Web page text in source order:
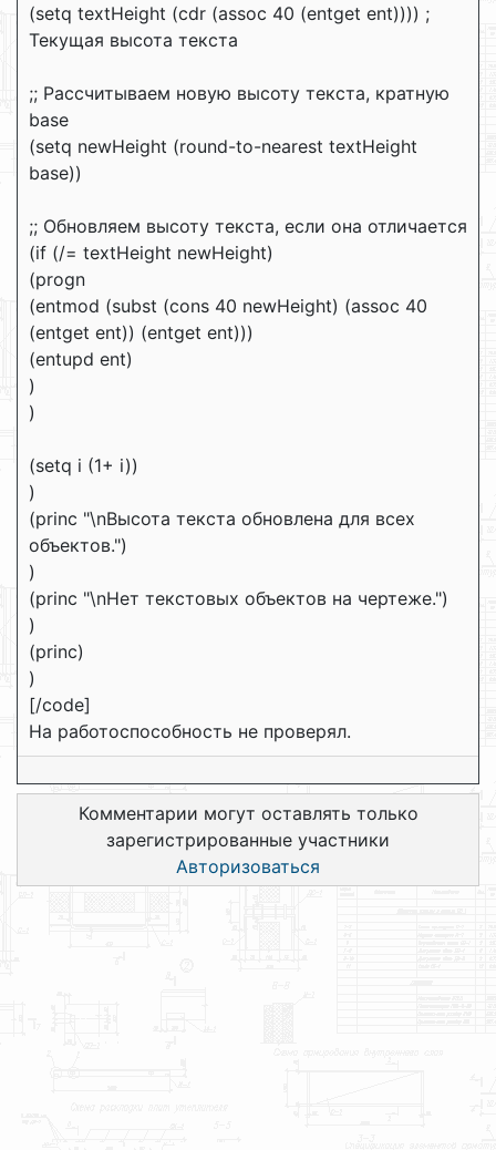
(setq textHeight (cdr (assoc 40 (entget ent)))) ;
Текущая высота текста
;; Рассчитываем новую высоту текста, кратную
base
(setq newHeight (round-to-nearest textHeight
base))
;; Обновляем высоту текста, если она отличается
(if (/= textHeight newHeight)
(progn
(entmod (subst (cons 40 newHeight) (assoc 40
(entget ent)) (entget ent)))
(entupd ent)
)
)
(setq i (1+ i))
)
(princ "\nВысота текста обновлена для всех
объектов.")
)
(princ "\nНет текстовых объектов на чертеже.")
)
(princ)
)
[/code]
На работоспособность не проверял.
Комментарии могут оставлять только
зарегистрированные участники
Авторизоваться